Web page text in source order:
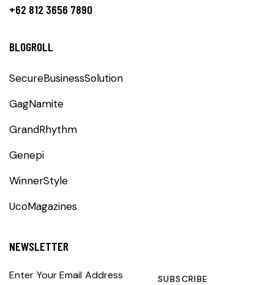
+62 812 3656 7890
BLOGROLL
SecureBusinessSolution
GagNamite
GrandRhythm
Genepi
WinnerStyle
UcoMagazines
NEWSLETTER
SUBSCRIBE